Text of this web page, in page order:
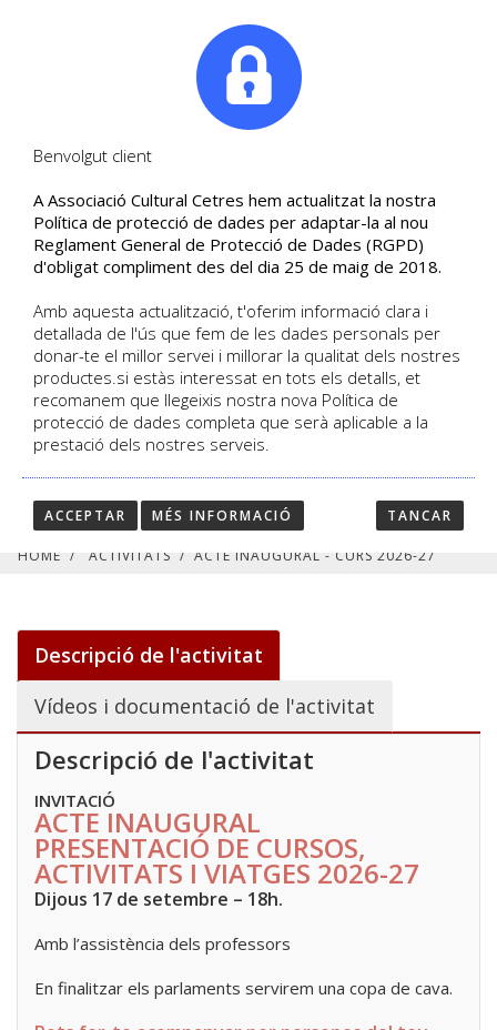
ACTE INAUGURAL - CURS
2026-27
PRESENTACIÓ DE CURSOS,
ACTIVITATS I VIATGES - Dijous 17 de
setembre - 18h.
DETALL DE L'ACTIVITAT
Día 17-09-2026 | Inscripció Oberta
HOME / ACTIVITATS / ACTE INAUGURAL - CURS 2026-27
Descripció de l'activitat
Vídeos i documentació de l'activitat
Descripció de l'activitat
INVITACIÓ
ACTE INAUGURAL
PRESENTACIÓ DE CURSOS,
ACTIVITATS I VIATGES 2026-27
Dijous 17 de setembre – 18h.
Amb l’assistència dels professors
En finalitzar els parlaments servirem una copa de cava.
Benvolgut client
A Associació Cultural Cetres hem actualitzat la nostra
Política de protecció de dades per adaptar-la al nou
Reglament General de Protecció de Dades (RGPD)
d'obligat compliment des del dia 25 de maig de 2018.
Amb aquesta actualització, t'oferim informació clara i
detallada de l'ús que fem de les dades personals per
donar-te el millor servei i millorar la qualitat dels nostres
productes.si estàs interessat en tots els detalls, et
recomanem que llegeixis nostra nova Política de
protecció de dades completa que serà aplicable a la
prestació dels nostres serveis.
ACCEPTAR MÉS INFORMACIÓ TANCAR